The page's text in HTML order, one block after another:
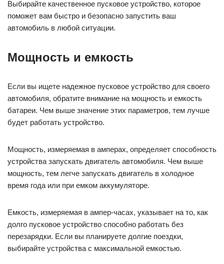
Выбирайте качественное пусковое устройство, которое
поможет вам быстро и безопасно запустить ваш
автомобиль в любой ситуации.
Мощность и емкость
Если вы ищете надежное пусковое устройство для своего
автомобиля, обратите внимание на мощность и емкость
батареи. Чем выше значение этих параметров, тем лучше
будет работать устройство.
Мощность, измеряемая в амперах, определяет способность
устройства запускать двигатель автомобиля. Чем выше
мощность, тем легче запускать двигатель в холодное
время года или при емком аккумуляторе.
Емкость, измеряемая в ампер-часах, указывает на то, как
долго пусковое устройство способно работать без
перезарядки. Если вы планируете долгие поездки,
выбирайте устройства с максимальной емкостью.